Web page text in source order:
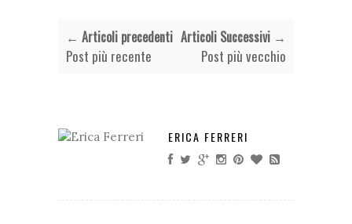
← Articoli precedenti
Post più recente
Articoli Successivi →
Post più vecchio
ERICA FERRERI